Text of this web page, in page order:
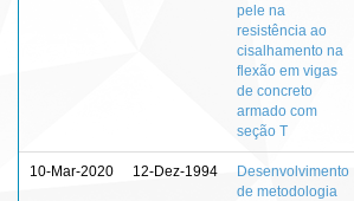
pele na
resistência ao
cisalhamento na
flexão em vigas
de concreto
armado com
seção T
10-Mar-2020 12-Dez-1994
Desenvolvimento
de metodologia